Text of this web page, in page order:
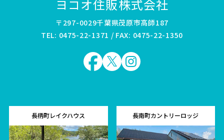
ヨコオ住販株式会社
〒297-0029千葉県茂原市高師187
TEL: 0475-22-1371 / FAX: 0475-22-1350
長柄町レイクハウス 長南町カントリーロッジ